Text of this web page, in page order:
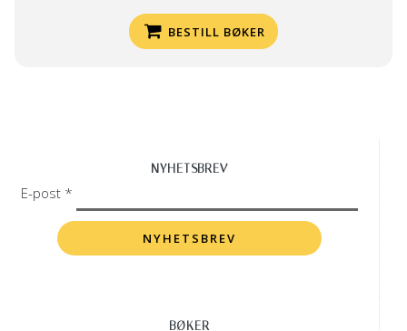
BESTILL BØKER
NYHETSBREV
E-post *
BØKER